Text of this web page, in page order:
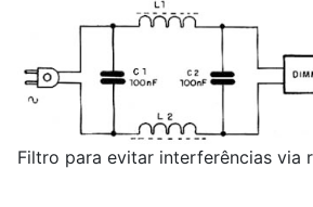
Filtro para evitar interferências via